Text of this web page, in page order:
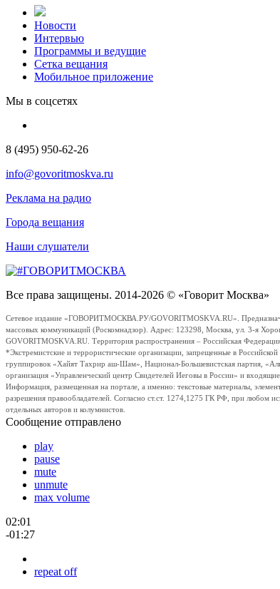
Новости
Интервью
Программы и ведущие
Сетка вещания
Мобильное приложение
Мы в соцсетях
8 (495) 950-62-26
info@govoritmoskva.ru
Реклама на радио
Города вещания
Наши слушатели
Все права защищены. 2014-2026 © «Говорит Москва»
Сетевое издание «ГОВОРИТМОСКВА.РУ/GOVORITMOSKVA.RU».
массовых коммуникаций (Роскомнадзор). Адрес: 123298, Москва, ул. 3-я
GOVORITMOSKVA.RU. Территория распространения – Российская
*Экстремистские и террористические организации, запрещенные в
группировок «Хайят Тахрир аш-Шам», Национал-Большевистская партия,
организация «Управленческий центр Свидетелей Иеговы в России» и
Информация, размещенная на портале, а именно: текстовые материалы,
разрешения правообладателей. Согласно ст.ст. 1274,1275 ГК РФ, при любом
отдельных авторов и колумнистов.
Сообщение отправлено
play
pause
mute
unmute
max volume
02:01
-01:27
repeat off